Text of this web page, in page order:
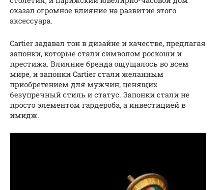
оказал огромное влияние на развитие этого
аксессуара.
Cartier задавал тон в дизайне и качестве, предлагая
запонки, которые стали символом роскоши и
престижа. Влияние бренда ощущалось во всем
мире, и запонки Cartier стали желанным
приобретением для мужчин, ценящих
безупречный стиль и статус. Запонки стали не
просто элементом гардероба, а инвестицией в
имидж.